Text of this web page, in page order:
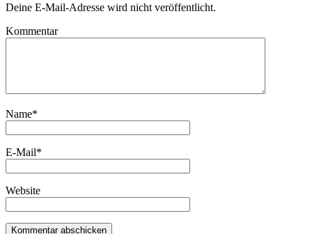
Deine E-Mail-Adresse wird nicht veröffentlicht.
Kommentar
Name*
E-Mail*
Website